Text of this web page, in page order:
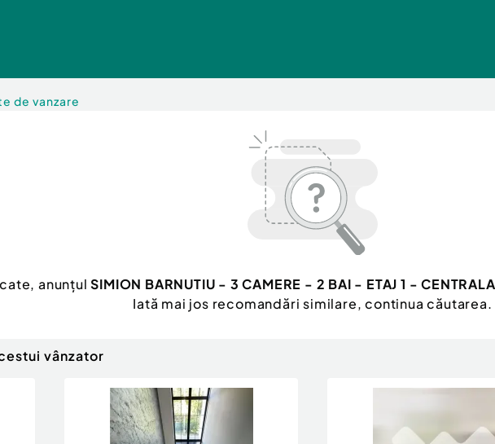
de vanzare
anunțulSIMION BARNUTIU - 3 CAMERE - 2 BAI - ETAJ 1 -
Iată mai jos recomandări similare, continua căutarea.
vânzator